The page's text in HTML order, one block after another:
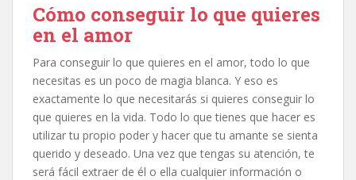
Cómo conseguir lo que quieres
en el amor
Para conseguir lo que quieres en el amor, todo lo que
necesitas es un poco de magia blanca. Y eso es
exactamente lo que necesitarás si quieres conseguir lo
que quieres en la vida. Todo lo que tienes que hacer es
utilizar tu propio poder y hacer que tu amante se sienta
querido y deseado. Una vez que tengas su atención, te
será fácil extraer de él o ella cualquier información o